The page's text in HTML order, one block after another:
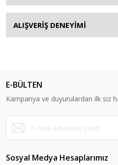
ALIŞVERİŞ DENEYİMİ
E-BÜLTEN
Kampanya ve duyurulardan ilk siz
Sosyal Medya Hesaplarımız